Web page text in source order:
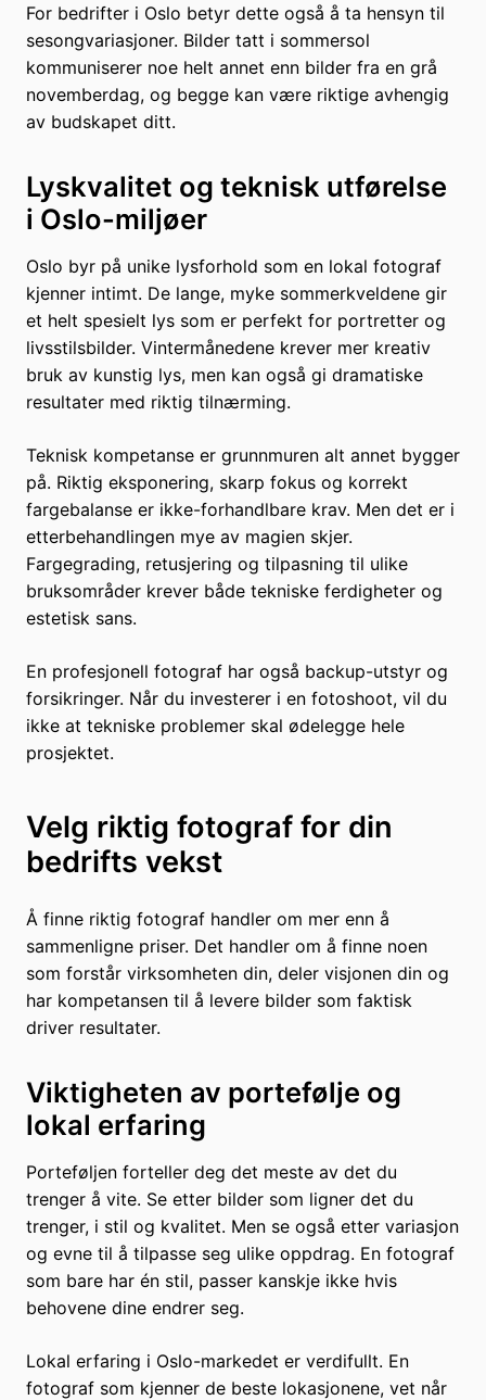
For bedrifter i Oslo betyr dette også å ta hensyn til
sesongvariasjoner. Bilder tatt i sommersol
kommuniserer noe helt annet enn bilder fra en grå
novemberdag, og begge kan være riktige avhengig
av budskapet ditt.
Lyskvalitet og teknisk utførelse
i Oslo-miljøer
Oslo byr på unike lysforhold som en lokal fotograf
kjenner intimt. De lange, myke sommerkveldene gir
et helt spesielt lys som er perfekt for portretter og
livsstilsbilder. Vintermånedene krever mer kreativ
bruk av kunstig lys, men kan også gi dramatiske
resultater med riktig tilnærming.
Teknisk kompetanse er grunnmuren alt annet bygger
på. Riktig eksponering, skarp fokus og korrekt
fargebalanse er ikke-forhandlbare krav. Men det er i
etterbehandlingen mye av magien skjer.
Fargegrading, retusjering og tilpasning til ulike
bruksområder krever både tekniske ferdigheter og
estetisk sans.
En profesjonell fotograf har også backup-utstyr og
forsikringer. Når du investerer i en fotoshoot, vil du
ikke at tekniske problemer skal ødelegge hele
prosjektet.
Velg riktig fotograf for din
bedrifts vekst
Å finne riktig fotograf handler om mer enn å
sammenligne priser. Det handler om å finne noen
som forstår virksomheten din, deler visjonen din og
har kompetansen til å levere bilder som faktisk
driver resultater.
Viktigheten av portefølje og
lokal erfaring
Porteføljen forteller deg det meste av det du
trenger å vite. Se etter bilder som ligner det du
trenger, i stil og kvalitet. Men se også etter variasjon
og evne til å tilpasse seg ulike oppdrag. En fotograf
som bare har én stil, passer kanskje ikke hvis
behovene dine endrer seg.
Lokal erfaring i Oslo-markedet er verdifullt. En
fotograf som kjenner de beste lokasjonene, vet når